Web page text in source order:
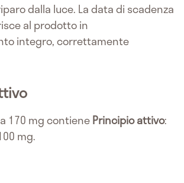
dalla luce. La data di scadenza
al prodotto in
integro, correttamente
170 mg contienePrincipio attivo:
mg.